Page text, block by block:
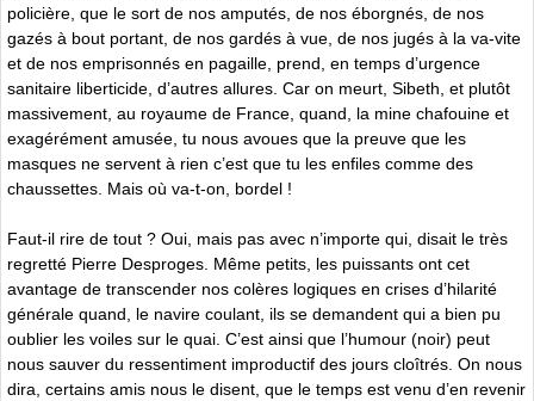
policière, que le sort de nos amputés, de nos éborgnés, de nos
gazés à bout portant, de nos gardés à vue, de nos jugés à la va-vite
et de nos emprisonnés en pagaille, prend, en temps d’urgence
sanitaire liberticide, d’autres allures. Car on meurt, Sibeth, et plutôt
massivement, au royaume de France, quand, la mine chafouine et
exagérément amusée, tu nous avoues que la preuve que les
masques ne servent à rien c’est que tu les enfiles comme des
chaussettes. Mais où va-t-on, bordel !
Faut-il rire de tout ? Oui, mais pas avec n’importe qui, disait le très
regretté Pierre Desproges. Même petits, les puissants ont cet
avantage de transcender nos colères logiques en crises d’hilarité
générale quand, le navire coulant, ils se demandent qui a bien pu
oublier les voiles sur le quai. C’est ainsi que l’humour (noir) peut
nous sauver du ressentiment improductif des jours cloîtrés. On nous
dira, certains amis nous le disent, que le temps est venu d’en revenir